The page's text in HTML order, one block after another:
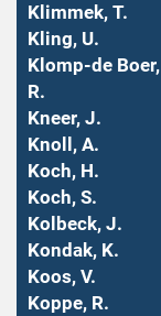
Klimmek, T.
Kling, U.
Klomp-de Boer,
R.
Kneer, J.
Knoll, A.
Koch, H.
Koch, S.
Kolbeck, J.
Kondak, K.
Koos, V.
Koppe, R.